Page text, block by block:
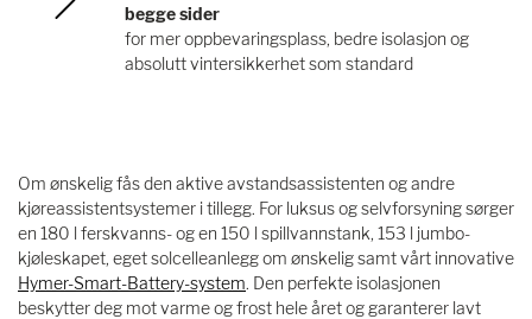
begge sider
for mer oppbevaringsplass, bedre isolasjon og
absolutt vintersikkerhet som standard
Om ønskelig fås den aktive avstandsassistenten og andre
kjøreassistentsystemer i tillegg. For luksus og selvforsyning sørger
en 180 l ferskvanns- og en 150 l spillvannstank, 153 l jumbo-
kjøleskapet, eget solcelleanlegg om ønskelig samt vårt innovative
Hymer-Smart-Battery-system. Den perfekte isolasjonen
beskytter deg mot varme og frost hele året og garanterer lavt